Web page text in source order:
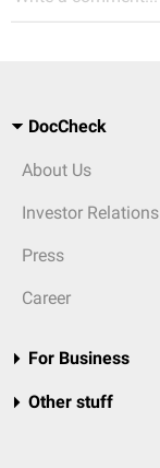
DocCheck
About Us
Investor Relations
Press
Career
For Business
Other stuff